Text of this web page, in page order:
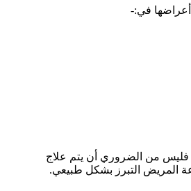
أعراضها في:-
فليس من الضروري أن يتم علاج
المريض التبرز بشكل طبيعي.